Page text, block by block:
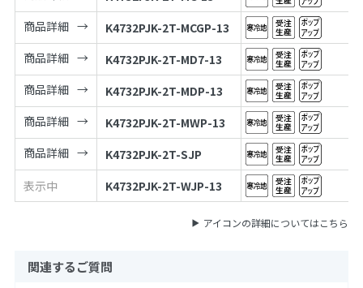
商品詳細
K4732PJK-2T-MCGP-13
商品詳細
K4732PJK-2T-MD7-13
商品詳細
K4732PJK-2T-MDP-13
商品詳細
K4732PJK-2T-MWP-13
商品詳細
K4732PJK-2T-SJP
表示中
K4732PJK-2T-WJP-13
アイコンの詳細についてはこちら
関連するご質問